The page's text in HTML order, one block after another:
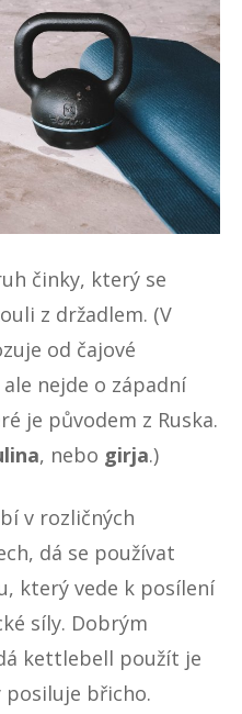
činky, který se
z držadlem. (V
od čajové
nejde o západní
je původem z Ruska.
, nebo girja.)
v rozličných
dá se používat
který vede k posílení
síly. Dobrým
kettlebell použít je
posiluje břicho.